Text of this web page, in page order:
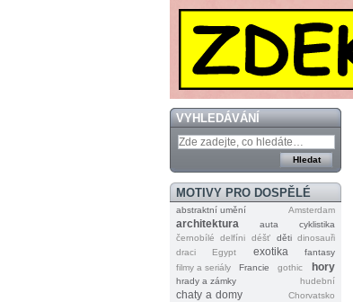
VYHLEDÁVÁNÍ
MOTIVY PRO DOSPĚLÉ
abstraktní umění Amsterdam
architektura auta
cyklistika
černobílé
delfíni déšť děti dinosauři
draci
Egypt exotika
fantasy
filmy a seriály
Francie gothic hory
hrady a zámky hudební
chaty a domy Chorvatsko